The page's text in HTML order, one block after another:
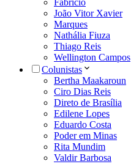
Fabrício
João Vitor Xavier
Marques
Nathália Fiuza
Thiago Reis
Wellington Campos
Colunistas
Bertha Maakaroun
Ciro Dias Reis
Direto de Brasília
Edilene Lopes
Eduardo Costa
Poder em Minas
Rita Mundim
Valdir Barbosa